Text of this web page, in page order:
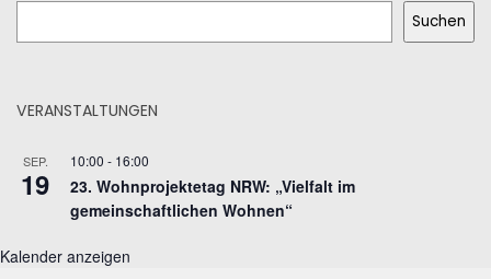
Suchen
VERANSTALTUNGEN
SEP.
19
10:00 - 16:00
23. Wohnprojektetag NRW: „Vielfalt im
gemeinschaftlichen Wohnen“
Kalender anzeigen